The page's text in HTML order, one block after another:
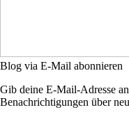
Blog via E-Mail abonnieren
Gib deine E-Mail-Adresse
Benachrichtigungen über